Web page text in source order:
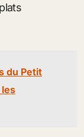
du Petit
les